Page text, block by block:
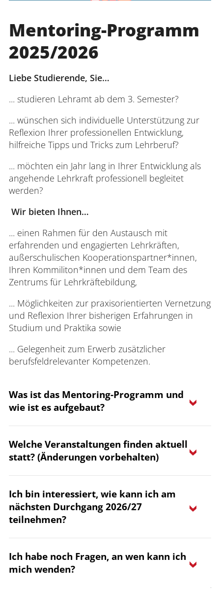
Mentoring-Programm
2025/2026
Liebe Studierende, Sie…
... studieren Lehramt ab dem 3. Semester?
... wünschen sich individuelle Unterstützung zur
Reflexion Ihrer professionellen Entwicklung,
hilfreiche Tipps und Tricks zum Lehrberuf?
... möchten ein Jahr lang in Ihrer Entwicklung als
angehende Lehrkraft professionell begleitet
werden?
Wir bieten Ihnen…
... einen Rahmen für den Austausch mit
erfahrenden und engagierten Lehrkräften,
außerschulischen Kooperationspartner*innen,
Ihren Kommiliton*innen und dem Team des
Zentrums für Lehrkräftebildung,
... Möglichkeiten zur praxisorientierten Vernetzung
und Reflexion Ihrer bisherigen Erfahrungen in
Studium und Praktika sowie
... Gelegenheit zum Erwerb zusätzlicher
berufsfeldrelevanter Kompetenzen.
Was ist das Mentoring-Programm und
wie ist es aufgebaut?
Reflektieren – Kooperieren –
Professionalisieren
Welche Veranstaltungen finden aktuell
statt? (Änderungen vorbehalten)
WANN?
WAS?
2025
Ich bin interessiert, wie kann ich am
nächsten Durchgang 2026/27
teilnehmen?
zfl-mentoring@uni-
koblenz.de
Ich habe noch Fragen, an wen kann ich
mich wenden?